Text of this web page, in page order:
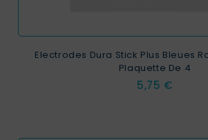
Electrodes Dura Stick Plus Bleues
Plaquette De 4
Prix
5,75 €